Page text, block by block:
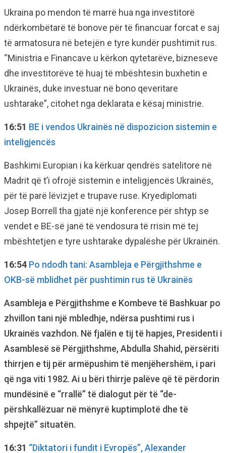
Ukraina po mendon të marrë hua nga investitorë
ndërkombëtarë të bonove për të financuar forcat e saj
të armatosura në betejën e tyre kundër pushtimit rus.
“Ministria e Financave u kërkon qytetarëve, bizneseve
dhe investitorëve të huaj të mbështesin buxhetin e
Ukrainës, duke investuar në bono qeveritare
ushtarake”, citohet nga deklarata e kësaj ministrie.
16:51 BE i vendos Ukrainës në dispozicion sistemin e
inteligjencës
Bashkimi Europian i ka kërkuar qendrës satelitore në
Madrit që t’i ofrojë sistemin e inteligjencës Ukrainës,
për të parë lëvizjet e trupave ruse. Kryediplomati
Josep Borrell tha gjatë një konference për shtyp se
vendet e BE-së janë të vendosura të rrisin më tej
mbështetjen e tyre ushtarake dypalëshe për Ukrainën.
16:54 Po ndodh tani: Asambleja e Përgjithshme e
OKB-së mblidhet për pushtimin rus të Ukrainës
Asambleja e Përgjithshme e Kombeve të Bashkuar po
zhvillon tani një mbledhje, ndërsa pushtimi rus i
Ukrainës vazhdon. Në fjalën e tij të hapjes, Presidenti i
Asamblesë së Përgjithshme, Abdulla Shahid, përsëriti
thirrjen e tij për armëpushim të menjëhershëm, i pari
që nga viti 1982. Ai u bëri thirrje palëve që të përdorin
mundësinë e “rrallë” të dialogut për të “de-
përshkallëzuar në mënyrë kuptimplotë dhe të
shpejtë” situatën.
16:31 “Diktatori i fundit i Evropës”, Alexander